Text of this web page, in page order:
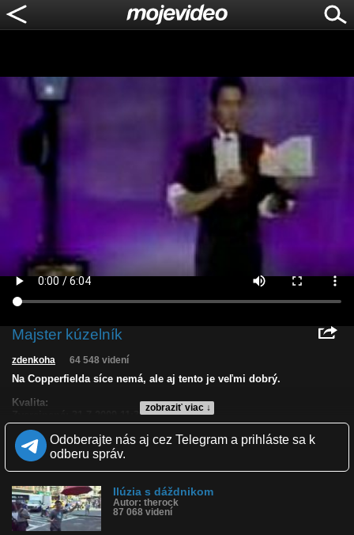
Majster kúzelník
zobraziť viac ↓
zdenkoha 64 548 videní
Na Copperfielda síce nemá, ale aj tento je veľmi dobrý.
Kvalita:
Zverejnené: 31.7.2009 11:30
Páči sa: 96% (112 hlasov)
Obľúbené: 94
Komentárov: 128
Tagy: kúzelník, mág, iluzionista, mágia, ilúzia, cigareta, klobúk,
holubica, holub, kúzlo, kúzelník
História sledovanosti videa:
Odoberajte nás aj cez Telegram a prihláste sa k
odberu správ.
Ilúzia s dáždnikom
Autor: therock
87 068 videní